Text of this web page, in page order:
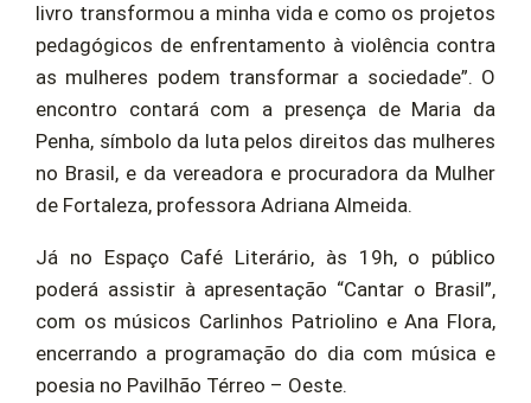
livro transformou a minha vida e como os projetos
pedagógicos de enfrentamento à violência contra
as mulheres podem transformar a sociedade”. O
encontro contará com a presença de Maria da
Penha, símbolo da luta pelos direitos das mulheres
no Brasil, e da vereadora e procuradora da Mulher
de Fortaleza, professora Adriana Almeida.
Já no Espaço Café Literário, às 19h, o público
poderá assistir à apresentação “Cantar o Brasil”,
com os músicos Carlinhos Patriolino e Ana Flora,
encerrando a programação do dia com música e
poesia no Pavilhão Térreo – Oeste.